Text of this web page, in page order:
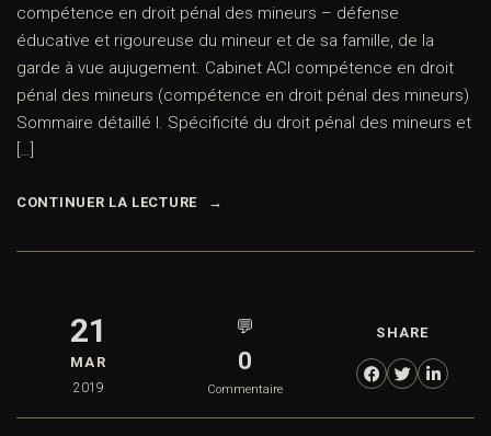
compétence en droit pénal des mineurs – défense
éducative et rigoureuse du mineur et de sa famille, de la
garde à vue aujugement. Cabinet ACI compétence en droit
pénal des mineurs (compétence en droit pénal des mineurs)
Sommaire détaillé I. Spécificité du droit pénal des mineurs et
[…]
CONTINUER LA LECTURE
21
MAR
2019
💬
0
Commentaire
SHARE